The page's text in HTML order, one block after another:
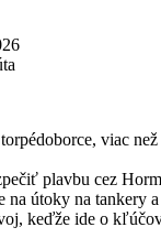
viac
plavbu cez
na útoky na tankery
keďže ide o